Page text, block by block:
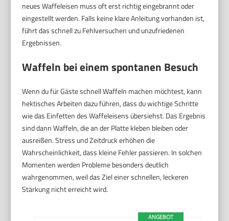
neues Waffeleisen muss oft erst richtig eingebrannt oder
eingestellt werden. Falls keine klare Anleitung vorhanden ist,
führt das schnell zu Fehlversuchen und unzufriedenen
Ergebnissen.
Waffeln bei einem spontanen Besuch
Wenn du für Gäste schnell Waffeln machen möchtest, kann
hektisches Arbeiten dazu führen, dass du wichtige Schritte
wie das Einfetten des Waffeleisens übersiehst. Das Ergebnis
sind dann Waffeln, die an der Platte kleben bleiben oder
ausreißen. Stress und Zeitdruck erhöhen die
Wahrscheinlichkeit, dass kleine Fehler passieren. In solchen
Momenten werden Probleme besonders deutlich
wahrgenommen, weil das Ziel einer schnellen, leckeren
Stärkung nicht erreicht wird.
ANGEBOT